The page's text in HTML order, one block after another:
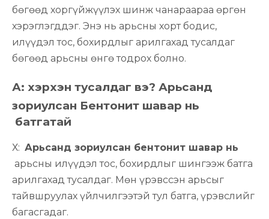
бөгөөд хоргүйжүүлэх шинж чанараараа өргөн
хэрэглэгддэг. Энэ нь арьсны хорт бодис,
илүүдэл тос, бохирдлыг арилгахад тусалдаг
бөгөөд арьсны өнгө тодрох болно.
А: хэрхэн тусалдаг вэ? Арьсанд
зориулсан Бентонит шавар нь
батгатай
Х: Арьсанд зориулсан бентонит шавар нь
арьсны илүүдэл тос, бохирдлыг шингээж батга
арилгахад тусалдаг. Мөн үрэвссэн арьсыг
тайвшруулах үйлчилгээтэй тул батга, үрэвслийг
багасгадаг.